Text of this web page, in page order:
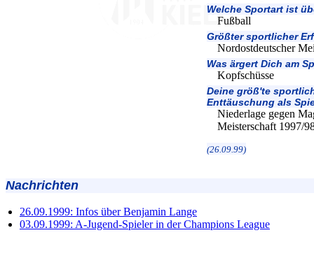
Welche Sportart ist
Fußball
Größter sportlicher
Nordostdeutscher
Was ärgert Dich am
Kopfschüsse
Deine größ'te
Enttäuschung als
Niederlage gegen
Meisterschaft 1997/
(26.09.99)
Nachrichten
26.09.1999: Infos über Benjamin Lange
03.09.1999: A-Jugend-Spieler in der Champions League